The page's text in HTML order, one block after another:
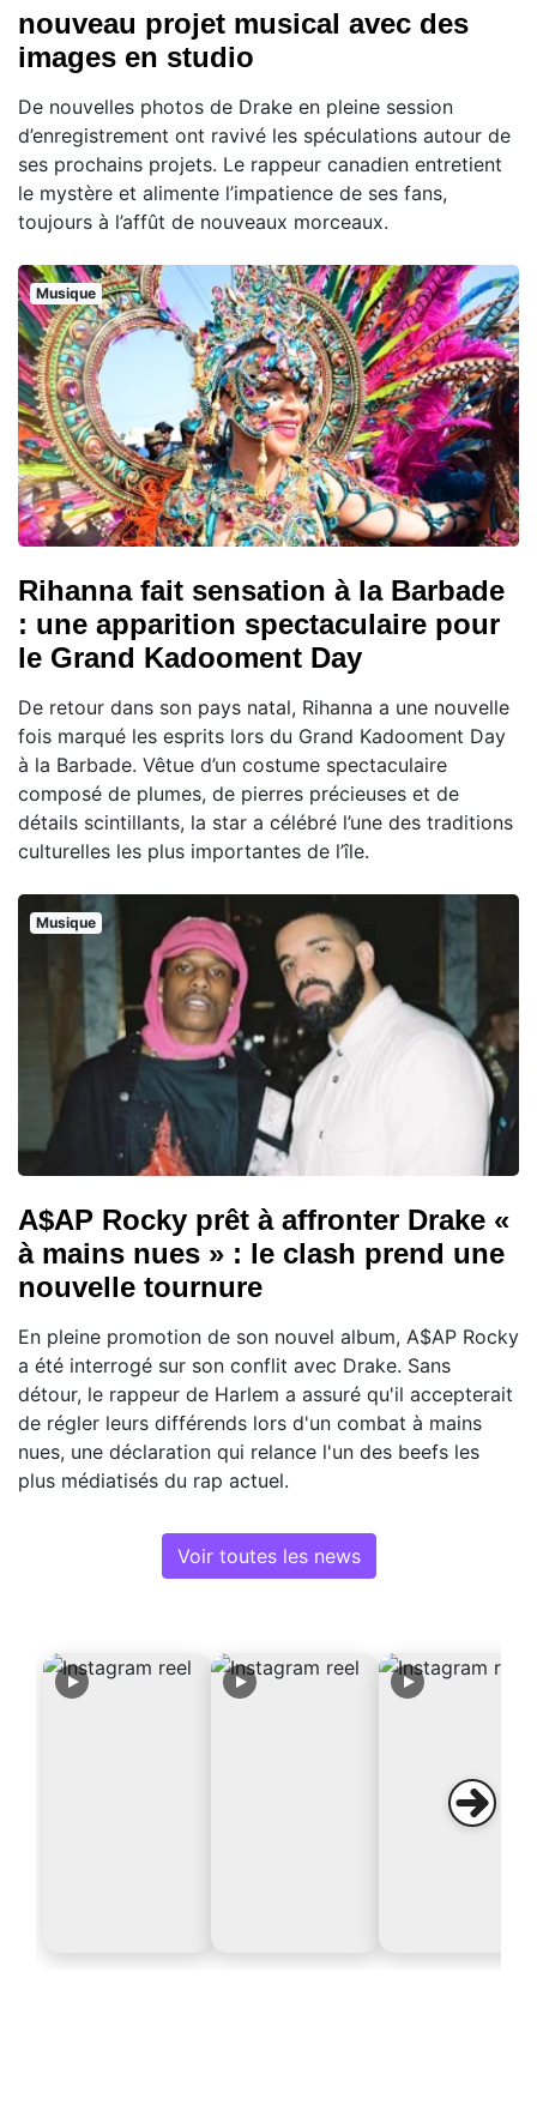
nouveau projet musical avec des
images en studio
De nouvelles photos de Drake en pleine session
d’enregistrement ont ravivé les spéculations autour de
ses prochains projets. Le rappeur canadien entretient
le mystère et alimente l’impatience de ses fans,
toujours à l’affût de nouveaux morceaux.
Musique
Rihanna fait sensation à la Barbade
: une apparition spectaculaire pour
le Grand Kadooment Day
De retour dans son pays natal, Rihanna a une nouvelle
fois marqué les esprits lors du Grand Kadooment Day
à la Barbade. Vêtue d’un costume spectaculaire
composé de plumes, de pierres précieuses et de
détails scintillants, la star a célébré l’une des traditions
culturelles les plus importantes de l’île.
Musique
A$AP Rocky prêt à affronter Drake «
à mains nues » : le clash prend une
nouvelle tournure
En pleine promotion de son nouvel album, A$AP Rocky
a été interrogé sur son conflit avec Drake. Sans
détour, le rappeur de Harlem a assuré qu'il accepterait
de régler leurs différends lors d'un combat à mains
nues, une déclaration qui relance l'un des beefs les
plus médiatisés du rap actuel.
Voir toutes les news